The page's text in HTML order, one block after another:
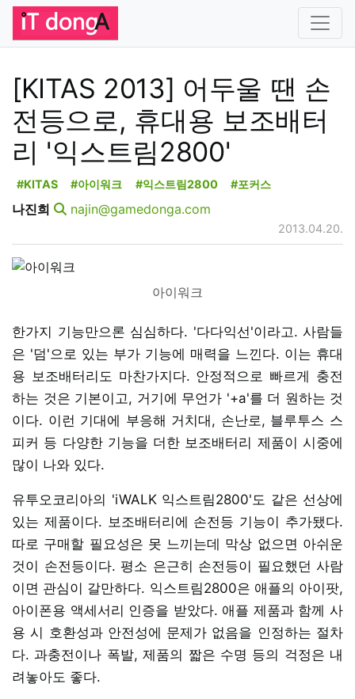
[KITAS 2013] 어두울 땐 손
전등으로, 휴대용 보조배터
리 '익스트림2800'
#KITAS #아이워크 #익스트림2800 #포커스
나진희 najin@gamedonga.com
2013.04.20.
아이워크
한가지 기능만으론 심심하다. '다다익선'이라고. 사람들
은 '덤'으로 있는 부가 기능에 매력을 느낀다. 이는 휴대
용 보조배터리도 마찬가지다. 안정적으로 빠르게 충전
하는 것은 기본이고, 거기에 무언가 '+a'를 더 원하는 것
이다. 이런 기대에 부응해 거치대, 손난로, 블루투스 스
피커 등 다양한 기능을 더한 보조배터리 제품이 시중에
많이 나와 있다.
유투오코리아의 'iWALK 익스트림2800'도 같은 선상에
있는 제품이다. 보조배터리에 손전등 기능이 추가됐다.
따로 구매할 필요성은 못 느끼는데 막상 없으면 아쉬운
것이 손전등이다. 평소 은근히 손전등이 필요했던 사람
이면 관심이 갈만하다. 익스트림2800은 애플의 아이팟,
아이폰용 액세서리 인증을 받았다. 애플 제품과 함께 사
용 시 호환성과 안전성에 문제가 없음을 인정하는 절차
다. 과충전이나 폭발, 제품의 짧은 수명 등의 걱정은 내
려놓아도 좋다.